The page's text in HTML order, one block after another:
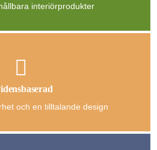
interiörprodukter
och en tilltalande design